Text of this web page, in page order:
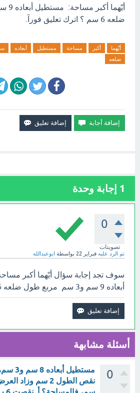
ضلعه 6 سم ؟ اترك تعليق فورآ.
أيّهما أكبر مساحة مستطيل أبعاده
ضلعه
1 إجابة وحدة
0
تصويتات
تم الرد عليه فبراير 22 بواسطة ابوعبدالله
سوف تجد إجابة سؤال أيّهما أكبر
أبعاده 9 سم و3 سم مربع طول ضلعه 6 سم ؟ بالأعلى.
أسئلة مشابهة
0
مستطيل أبعاده